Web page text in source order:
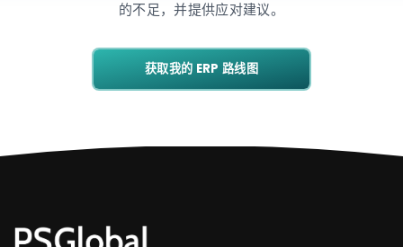
的不足，并提供应对建议。
获取我的 ERP 路线图